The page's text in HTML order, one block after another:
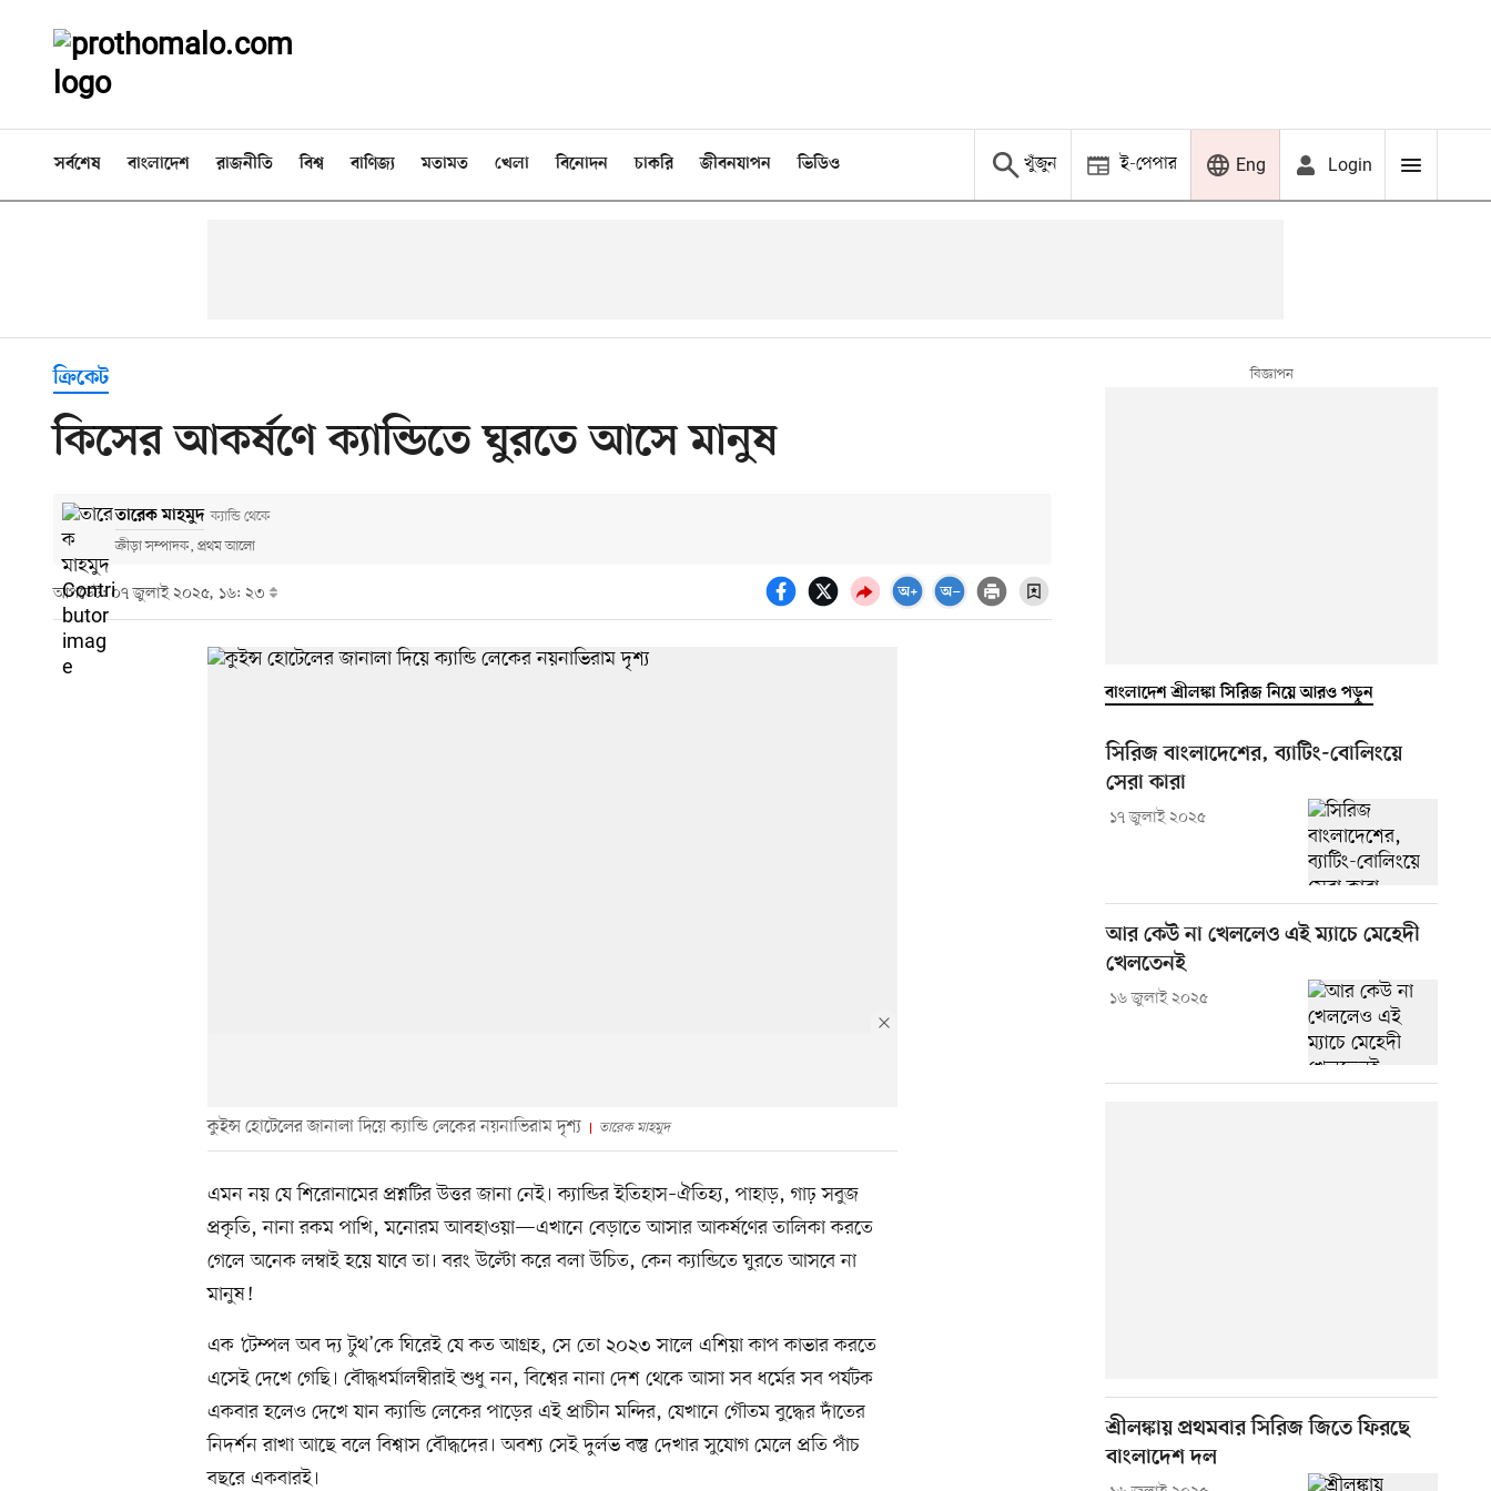
সর্বশেষ বাংলাদেশ রাজনীতি বিশ্ব বাণিজ্য মতামত খেলা বিনোদন চাকরি জীবনযাপন ভিডিও খুঁজুন ই-পেপার Eng Login
ক্রিকেট
কিসের আকর্ষণে ক্যান্ডিতে ঘুরতে আসে মানুষ
তারেক মাহমুদ ক্যান্ডি থেকে
ক্রীড়া সম্পাদক, প্রথম আলো
আপডেট: ০৭ জুলাই ২০২৫, ১৬: ২৩
কুইন্স হোটেলের জানালা দিয়ে ক্যান্ডি লেকের নয়নাভিরাম দৃশ্য তারেক মাহমুদ
এমন নয় যে শিরোনামের প্রশ্নটির উত্তর জানা নেই। ক্যান্ডির ইতিহাস–ঐতিহ্য, পাহাড়, গাঢ় সবুজ
প্রকৃতি, নানা রকম পাখি, মনোরম আবহাওয়া—এখানে বেড়াতে আসার আকর্ষণের তালিকা করতে
গেলে অনেক লম্বাই হয়ে যাবে তা। বরং উল্টো করে বলা উচিত, কেন ক্যান্ডিতে ঘুরতে আসবে না
মানুষ!
এক ‘টেম্পল অব দ্য টুথ’কে ঘিরেই যে কত আগ্রহ, সে তো ২০২৩ সালে এশিয়া কাপ কাভার করতে
এসেই দেখে গেছি। বৌদ্ধধর্মালম্বীরাই শুধু নন, বিশ্বের নানা দেশ থেকে আসা সব ধর্মের সব পর্যটক
একবার হলেও দেখে যান ক্যান্ডি লেকের পাড়ের এই প্রাচীন মন্দির, যেখানে গৌতম বুদ্ধের দাঁতের
নিদর্শন রাখা আছে বলে বিশ্বাস বৌদ্ধদের। অবশ্য সেই দুর্লভ বস্তু দেখার সুযোগ মেলে প্রতি পাঁচ
বছরে একবারই।
বাংলাদেশ শ্রীলঙ্কা সিরিজ নিয়ে আরও পড়ুন
সিরিজ বাংলাদেশের, ব্যাটিং-বোলিংয়ে
সেরা কারা
১৭ জুলাই ২০২৫
আর কেউ না খেললেও এই ম্যাচে মেহেদী
খেলতেনই
১৬ জুলাই ২০২৫
শ্রীলঙ্কায় প্রথমবার সিরিজ জিতে ফিরছে
বাংলাদেশ দল